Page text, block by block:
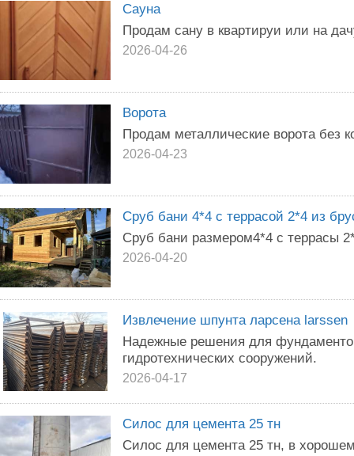
Сауна
Продам сану в квартируи или на
2026-04-26
Ворота
Продам металлические ворота без
2026-04-23
Сруб бани 4*4 с террасой 2*4 из
Сруб бани размером4*4 с террасы
2026-04-20
Извлечение шпунта ларсена larssen
Надежные решения для
гидротехнических сооружений.
2026-04-17
Силос для цемента 25 тн
Силос для цемента 25 тн, в